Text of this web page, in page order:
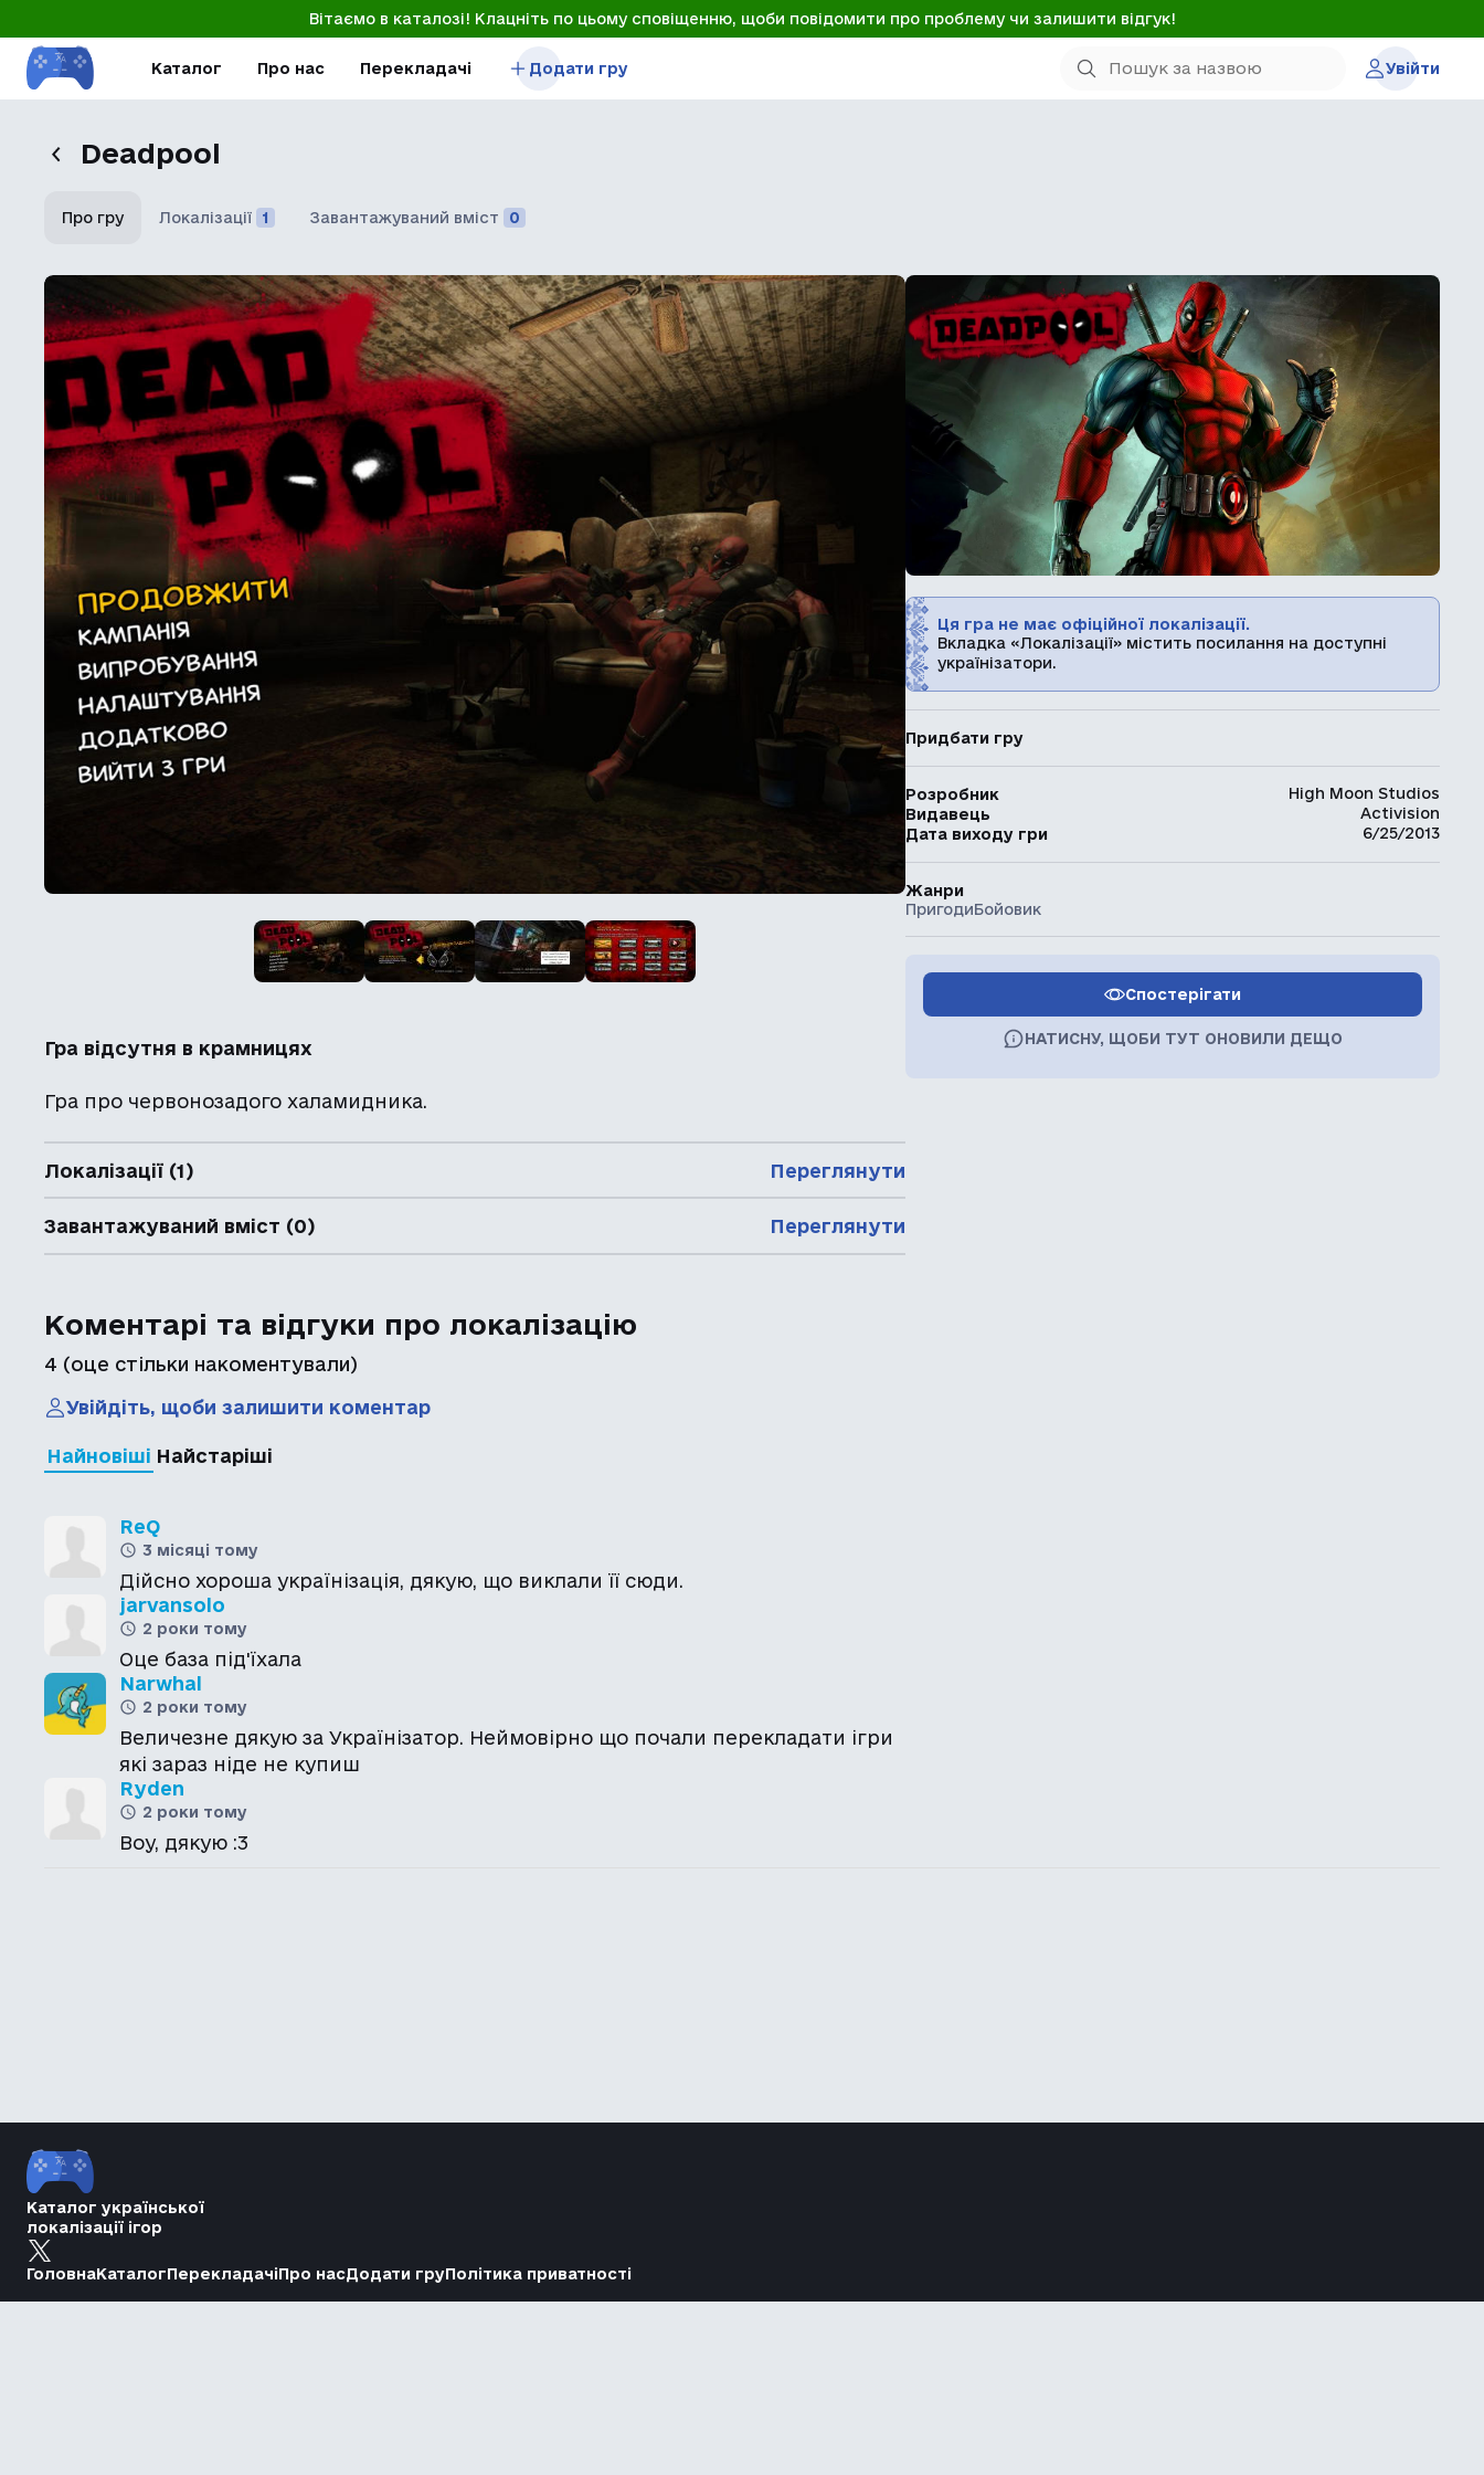
Вітаємо в каталозі! Клацніть по цьому сповіщенню, щоби повідомити про проблему чи залишити відгук!
Каталог Про нас Перекладачі Додати гру Увійти
Deadpool
Про гру Локалізації 1 Завантажуваний вміст 0
Гра відсутня в крамницях
Гра про червонозадого халамидника.
Локалізації (1) Переглянути
Завантажуваний вміст (0) Переглянути
Коментарі та відгуки про локалізацію
4 (оце стільки накоментували)
Увійдіть, щоби залишити коментар
Найновіші Найстаріші
ReQ
3 місяці тому
Дійсно хороша українізація, дякую, що виклали її сюди.
jarvansolo
2 роки тому
Оце база під'їхала
Narwhal
2 роки тому
Величезне дякую за Українізатор. Неймовірно що почали перекладати ігри
які зараз ніде не купиш
Ryden
2 роки тому
Воу, дякую :3
Ця гра не має офіційної локалізації.
Вкладка «Локалізації» містить посилання на доступні
українізатори.
Придбати гру
Розробник
High Moon Studios
Видавець
Activision
Дата виходу гри
6/25/2013
Жанри
ПригодиБойовик
Спостерігати
НАТИСНУ, ЩОБИ ТУТ ОНОВИЛИ ДЕЩО
Каталог української
локалізації ігор
ГоловнаКаталогПерекладачіПро насДодати груПолітика приватності